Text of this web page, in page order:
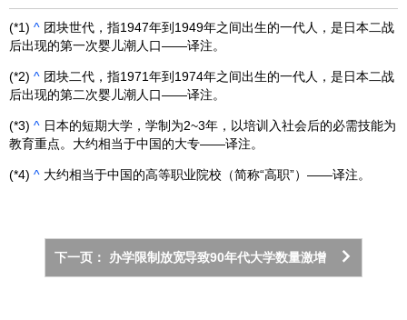
(*1) ^团块世代，指1947年到1949年之间出生的一代人，是日本二战
后出现的第一次婴儿潮人口——译注。
(*2) ^团块二代，指1971年到1974年之间出生的一代人，是日本二战
后出现的第二次婴儿潮人口——译注。
(*3) ^日本的短期大学，学制为2~3年，以培训入社会后的必需技能为
教育重点。大约相当于中国的大专——译注。
(*4) ^大约相当于中国的高等职业院校（简称“高职”）——译注。
下一页： 办学限制放宽导致90年代大学数量激增